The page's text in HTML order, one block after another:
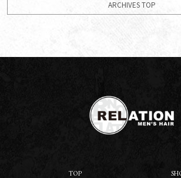
ARCHIVES TOP
TOP